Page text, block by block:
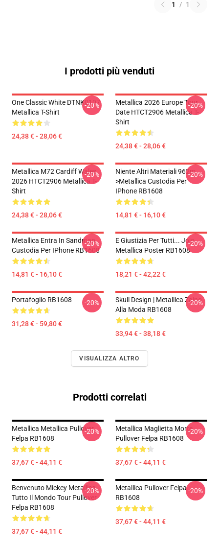
1 / 1
I prodotti più venduti
One Classic White DTNK0107
Metallica T-Shirt
24,38 € - 28,06 €
-20%
Metallica 2026 Europe Tour
Date HTCT2906 Metallica T-
Shirt
24,38 € - 28,06 €
-20%
Metallica M72 Cardiff Wales
2026 HTCT2906 Metallica T-
Shirt
24,38 € - 28,06 €
-20%
Niente Altri Materiali 962m
>metallica Custodia Per
IPhone RB1608
14,81 € - 16,10 €
-20%
Metallica Entra In Sandman
Custodia Per IPhone RB1608
14,81 € - 16,10 €
-20%
E Giustizia Per Tutti... Jojo
Metallica Poster RB1608
18,21 € - 42,22 €
-20%
Portafoglio RB1608
31,28 € - 59,80 €
-20%
Skull Design | Metallica Zaino
Alla Moda RB1608
33,94 € - 38,18 €
-20%
VISUALIZZA ALTRO
Prodotti correlati
Metallica Metallica Pullover
Felpa RB1608
37,67 € - 44,11 €
-20%
Metallica Maglietta Morte
Pullover Felpa RB1608
37,67 € - 44,11 €
-20%
Benvenuto Mickey Metallica
Tutto Il Mondo Tour Pullover
Felpa RB1608
37,67 € - 44,11 €
-20%
Metallica Pullover Felpa
RB1608
37,67 € - 44,11 €
-20%